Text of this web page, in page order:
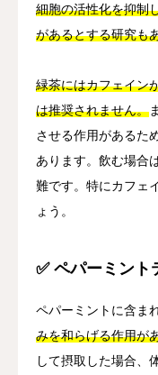
細胞の活性化を抑制
があるとする研究も
緑茶にはカフェイン
は推奨されません。
させる作用があるた
あります。飲む場合
難です。特にカフェ
ょう。
✅ ペパーミント
ペパーミントに含ま
みを和らげる作用が
して摂取した場合、